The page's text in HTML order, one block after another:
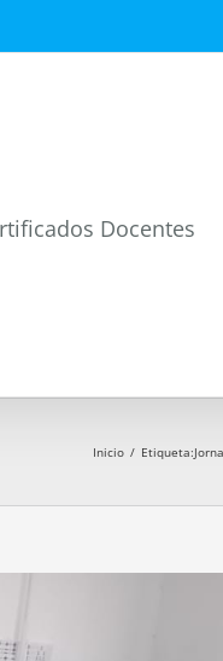
Docentes
Inicio / Etiqueta: